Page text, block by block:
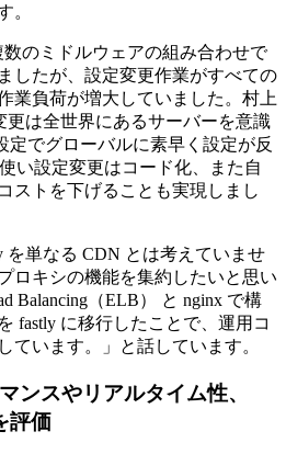
。
のミドルウェアの組み合わせで
したが、設定変更作業がすべての
業負荷が増大していました。村上
更は全世界にあるサーバーを意識
定でグローバルに素早く設定が反
い設定変更はコード化、また自
ストを下げることも実現しまし
を単なる CDN とは考えていませ
ロキシの機能を集約したいと思い
Balancing（ELB） と nginx で構
fastly に移行したことで、運用コ
ています。」と話しています。
ンスやリアルタイム性、
評価